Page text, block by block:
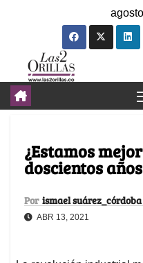
¿Estamos
doscientos
Por ismael
ABR 13, 2021